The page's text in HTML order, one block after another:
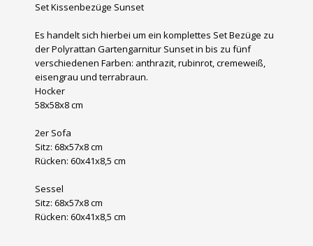
Set Kissenbezüge Sunset
Es handelt sich hierbei um ein komplettes Set Bezüge zu
der Polyrattan Gartengarnitur Sunset in bis zu fünf
verschiedenen Farben: anthrazit, rubinrot, cremeweiß,
eisengrau und terrabraun.
Hocker
58x58x8 cm
2er Sofa
Sitz: 68x57x8 cm
Rücken: 60x41x8,5 cm
Sessel
Sitz: 68x57x8 cm
Rücken: 60x41x8,5 cm